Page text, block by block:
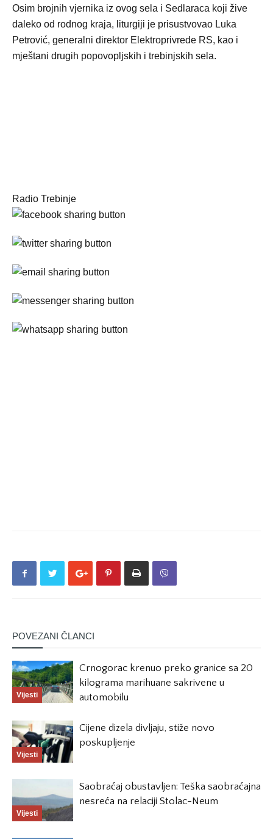
Osim brojnih vjernika iz ovog sela i Sedlaraca koji žive
daleko od rodnog kraja, liturgiji je prisustvovao Luka
Petrović, generalni direktor Elektroprivrede RS, kao i
mještani drugih popovopljskih i trebinjskih sela.
Radio Trebinje
POVEZANI ČLANCI
Vijesti
Crnogorac krenuo preko granice sa 20
kilograma marihuane sakrivene u
automobilu
Vijesti
Cijene dizela divljaju, stiže novo
poskupljenje
Vijesti
Saobraćaj obustavljen: Teška saobraćajna
nesreća na relaciji Stolac-Neum